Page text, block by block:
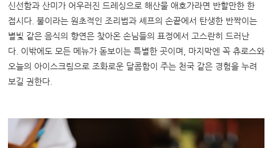
신선함과 산미가 어우러진 드레싱으로 해산물 애호가라면 반할만한 한
접시다. 불이라는 원초적인 조리법과 셰프의 손끝에서 탄생한 반짝이는
별빛 같은 음식의 향연은 찾아온 손님들의 표정에서 고스란히 드러난
다. 이밖에도 모든 메뉴가 돋보이는 특별한 곳이며,
마지막엔 꼭 츄로스와
오늘의 아이스크림으로 조화로운 달콤함이 주는 천국 같은 경험을 누려
보길 권한다.